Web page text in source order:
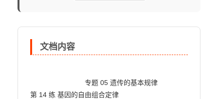
文档内容
第 14 练 基因的自由组合定律